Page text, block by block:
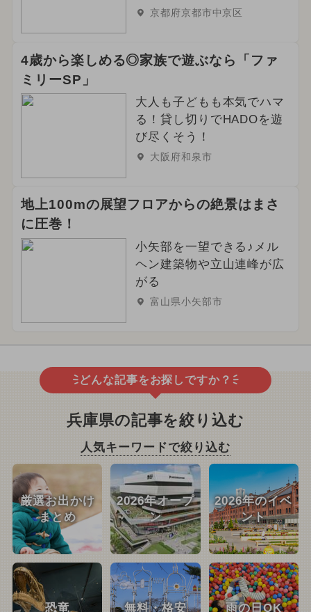
京都府京都市中京区
4歳から楽しめる◎家族で遊ぶなら「ファ
ミリーSP」
大人も子どもも本気でハマ
る！貸し切りでHADOを遊
び尽くそう！
大阪府和泉市
地上100mの展望フロアからの絶景はまさ
に圧巻！
小矢部を一望できる♪メル
ヘン建築物や立山連峰が広
がる
富山県小矢部市
どんな記事をお探しですか？
兵庫県の記事を絞り込む
人気キーワードで絞り込む
厳選お出かけ
まとめ
2026年オープ
ン
2026年のイベ
ント
恐竜 無料・格安 雨の日OK